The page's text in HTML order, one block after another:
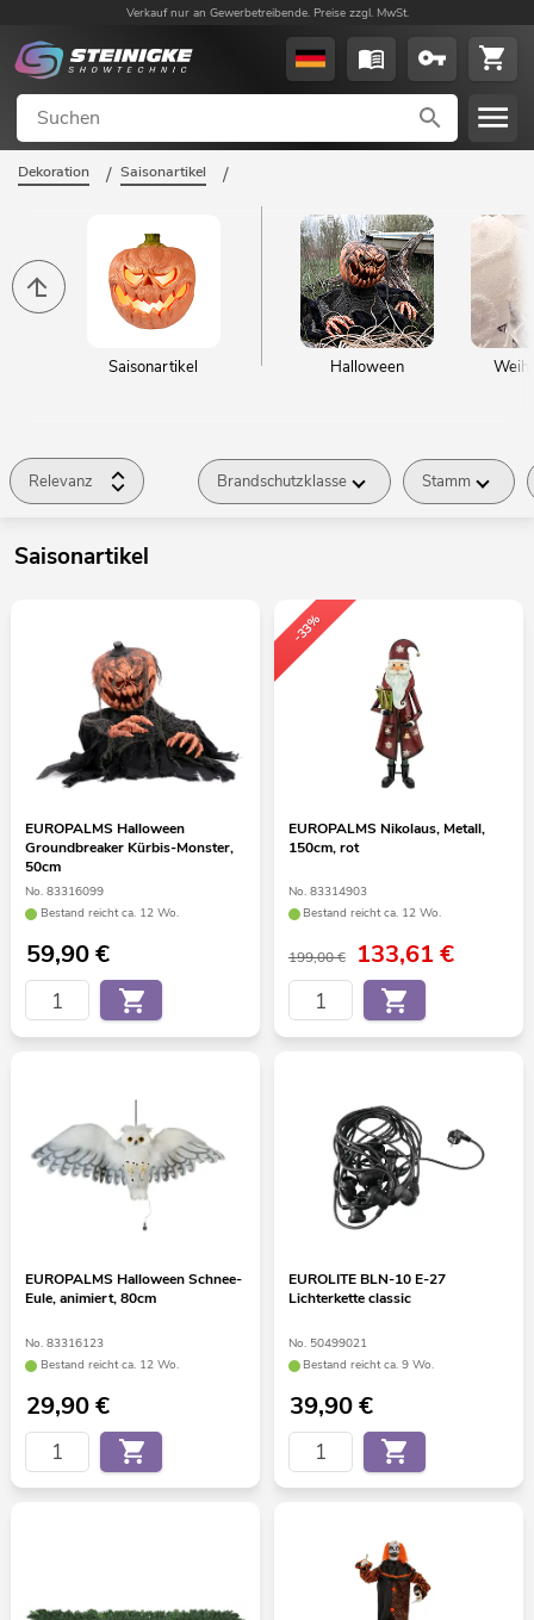
Verkauf nur an Gewerbetreibende. Preise zzgl. MwSt.
Dekoration / Saisonartikel /
Saisonartikel Halloween
Relevanz Brandschutzklasse Stamm
Saisonartikel
EUROPALMS Halloween
Groundbreaker Kürbis-Monster,
50cm
No. 83316099
Bestand reicht ca. 12 Wo.
59,90€
-33%
EUROPALMS Nikolaus, Metall,
150cm, rot
No. 83314903
Bestand reicht ca. 12 Wo.
199,00 € 133,61€
EUROPALMS Halloween Schnee-
Eule, animiert, 80cm
No. 83316123
Bestand reicht ca. 12 Wo.
29,90€
EUROLITE BLN-10 E-27
Lichterkette classic
No. 50499021
Bestand reicht ca. 9 Wo.
39,90€